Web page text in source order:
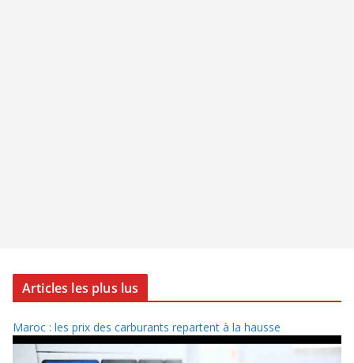
Articles les plus lus
Maroc : les prix des carburants repartent à la hausse